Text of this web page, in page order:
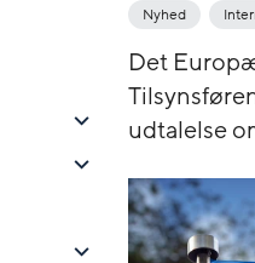
Nyhed
Det
udtalelse